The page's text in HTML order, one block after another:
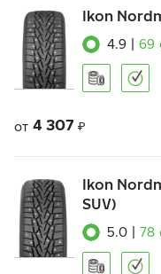
Ikon
4.9 69
от 4 307 ₽
Ikon
SUV)
5.0 78